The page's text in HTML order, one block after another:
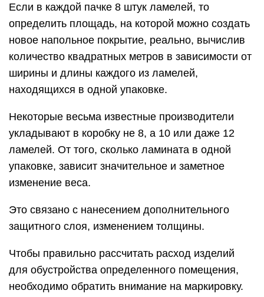
Если в каждой пачке 8 штук ламелей, то
определить площадь, на которой можно создать
новое напольное покрытие, реально, вычислив
количество квадратных метров в зависимости от
ширины и длины каждого из ламелей,
находящихся в одной упаковке.
Некоторые весьма известные производители
укладывают в коробку не 8, а 10 или даже 12
ламелей. От того, сколько ламината в одной
упаковке, зависит значительное и заметное
изменение веса.
Это связано с нанесением дополнительного
защитного слоя, изменением толщины.
Чтобы правильно рассчитать расход изделий
для обустройства определенного помещения,
необходимо обратить внимание на маркировку.